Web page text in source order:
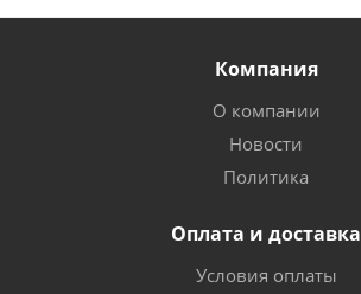
Компания
О компании
Новости
Политика
Оплата и доставка
Условия оплаты